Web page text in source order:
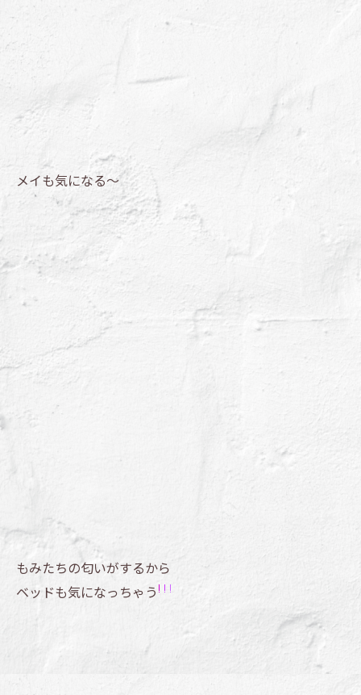
メイも気になる～
もみたちの匂いがするから
ベッドも気になっちゃう